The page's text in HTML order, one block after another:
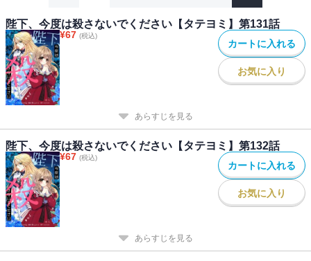
陛下、今度は殺さないでください【タテヨミ】第131話
¥67 (税込)
カートに入れる
お気に入り
あらすじを見る
陛下、今度は殺さないでください【タテヨミ】第132話
¥67 (税込)
カートに入れる
お気に入り
あらすじを見る